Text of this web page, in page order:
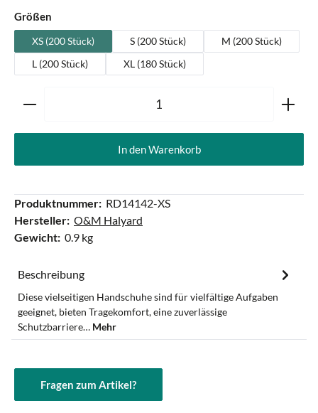
Größen
XS (200 Stück) S (200 Stück)
M (200 Stück)
L (200 Stück)
XL (180 Stück)
Produkt Anzahl: Gib den gewünschten Wert ein oder
In den Warenkorb
Produktnummer: RD14142-XS
Hersteller: O&M Halyard
Gewicht: 0.9 kg
Beschreibung
Diese vielseitigen Handschuhe sind für vielfältige Aufgaben
geeignet, bieten Tragekomfort, eine zuverlässige
Schutzbarriere… Mehr
Fragen zum Artikel?